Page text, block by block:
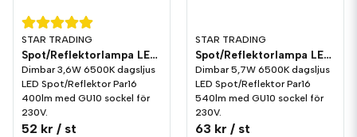
STAR TRADING
Spot/Reflektorlampa LED 345lm GU10 6500K Dim
Dimbar 3,6W 6500K dagsljus
LED Spot/Reflektor Par16
400lm med GU10 sockel för
230V.
52 kr / st
STAR TRADING
Spot/Reflektorlampa LED 540lm GU10 6500K Dim
Dimbar 5,7W 6500K dagsljus
LED Spot/Reflektor Par16
540lm med GU10 sockel för
230V.
63 kr / st